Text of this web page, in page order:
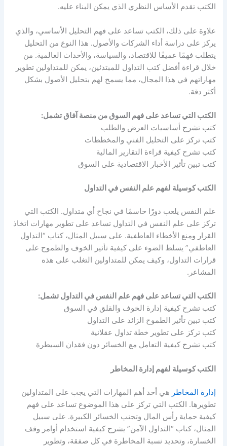
الكتب تقدم الأساس النظري الذي يمكن البناء عليه.
علاوة على ذلك، الكتب تساعد على فهم التحليل الأساسي، والذي
يركز على دراسة أداء الشركات والأصول. هذا النوع من التحليل
يتطلب فهمًا عميقًا للاقتصاد، والسياسة، والأحداث العالمية. من
خلال قراءة أفضل كتب التداول للمبتدئين، يمكن للمتداولين تطوير
مهاراتهم في هذا المجال، مما يسمح لهم بتحليل الأصول بشكل
أكثر دقة.
الكتب التي تساعد على فهم السوق من منصة آفاق تشمل:
كتب تشرح أساسيات العرض والطلب
كتب تركز على التحليل الفني والمخططات
كتب تشرح كيفية قراءة التقارير المالية
كتب تبين تأثير الأخبار الاقتصادية على السوق
الكتب كوسيلة لفهم علم النفس في التداول
علم النفس يلعب دورًا حاسمًا في نجاح أي متداول. الكتب التي
تركز على علم النفس في التداول تساعد على تطوير مهارات اتخاذ
القرار ومنع الأخطاء العاطفية. على سبيل المثال، كتاب “التداول
العاطفي” يسلط الضوء على كيفية تأثير الخوف والطموح على
قرارات التداول، وكيف يمكن للمتداولين التغلب على هذه
المشاعر.
الكتب التي تساعد على فهم علم النفس في التداول تشمل:
كتب تشرح كيفية إدارة الخوف والقلق في السوق
كتب تبين تأثير الطموح الزائد على التداول
كتب تركز على تطوير خطة تداول عقلانية
كتب تشرح كيفية التعامل مع الخسائر دون فقدان السيطرة
الكتب كوسيلة لفهم إدارة المخاطر
إدارة المخاطرهي أحد أهم المهارات التي يجب على المتداولين
تطويرها. الكتب التي تركز على هذا الموضوع تساعد على فهم
كيفية حماية رأس المال وتجنب الخسائر الكبيرة. على سبيل
المثال، كتاب “التداول الآمن” يشرح كيفية استخدام أوامر وقف
الخسارة، وتحديد نسبة المخاطرة في كل صفقة، وتطوير